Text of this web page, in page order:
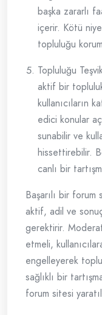
başka zararlı
içerir. Kötü
topluluğu
Topluluğu
aktif bir
kullanıcıların
edici konular
sunabilir ve
hissettirebilir.
canlı bir
Başarılı bir
aktif, adil ve sonuç
gerektirir.
etmeli,
engelleyerek
sağlıklı bir
forum sitesi